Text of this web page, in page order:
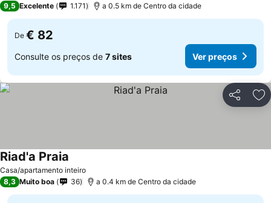
9,5 Excelente 1.171 a 0.5 km de Centro da cidade
De € 82
Consulte os preços de 7 sites Ver preços
Partilhar
Casa/apartamento inteiro
Riad'a Praia
8,3 Muito boa 36 a 0.4 km de Centro da cidade